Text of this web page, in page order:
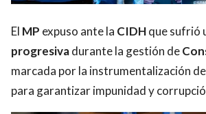
El MP expuso ante la CIDHque sufrió
progresivadurante la gestión de
marcada por la instrumentalización
para garantizar impunidad y